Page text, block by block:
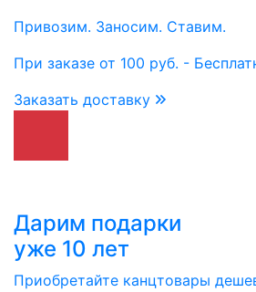
Привозим. Заносим. Ставим.
При заказе от 100 руб. -
Заказать доставку
Дарим подарки
уже 10 лет
Приобретайте канцтовары